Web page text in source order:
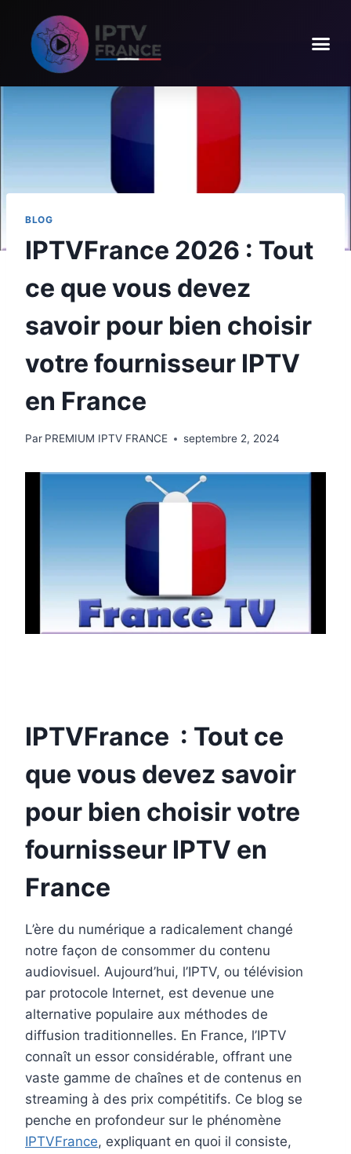
BLOG
IPTVFrance 2026 : Tout
ce que vous devez
savoir pour bien choisir
votre fournisseur IPTV
en France
Par PREMIUM IPTV FRANCE septembre 2, 2024
IPTVFrance : Tout ce
que vous devez savoir
pour bien choisir votre
fournisseur IPTV en
France
L’ère du numérique a radicalement changé
notre façon de consommer du contenu
audiovisuel. Aujourd’hui, l’IPTV, ou télévision
par protocole Internet, est devenue une
alternative populaire aux méthodes de
diffusion traditionnelles. En France, l’IPTV
connaît un essor considérable, offrant une
vaste gamme de chaînes et de contenus en
streaming à des prix compétitifs. Ce blog se
penche en profondeur sur le phénomène
IPTVFrance, expliquant en quoi il consiste,